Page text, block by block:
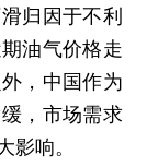
归因于不利
油气价格走
，中国作为
，市场需求
影响。